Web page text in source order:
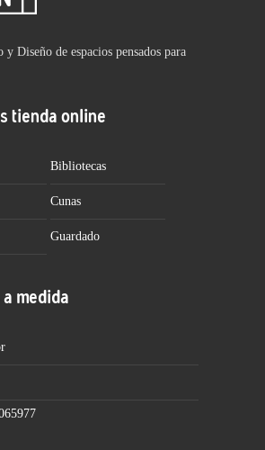
y Diseño de espacios pensados para
tienda online
Bibliotecas
Cunas
Guardado
medida